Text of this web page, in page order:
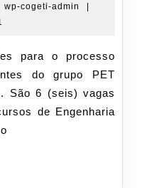
wp-cogeti-admin
wp-
do grupo PET
São 6 (seis) vagas
de Engenharia